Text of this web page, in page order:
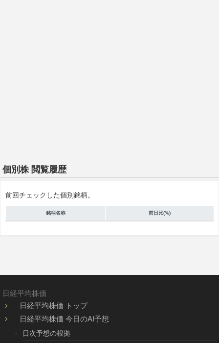
個別株 閲覧履歴
前回チェックした個別銘柄。
銘柄名称 前日比(%)
日経平均株価
日経平均株価 トップ
日経平均株価 今日のAI予想
日次予想の根拠